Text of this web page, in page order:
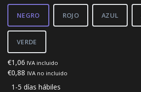
NEGRO ROJO AZUL
VERDE
€1,06 IVA incluido
€0,88 IVA no incluido
1-5 días hábiles